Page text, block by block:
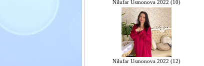
Nilufar Usmonova 2022 (10)
Nilufar Usmonova 2022 (12)